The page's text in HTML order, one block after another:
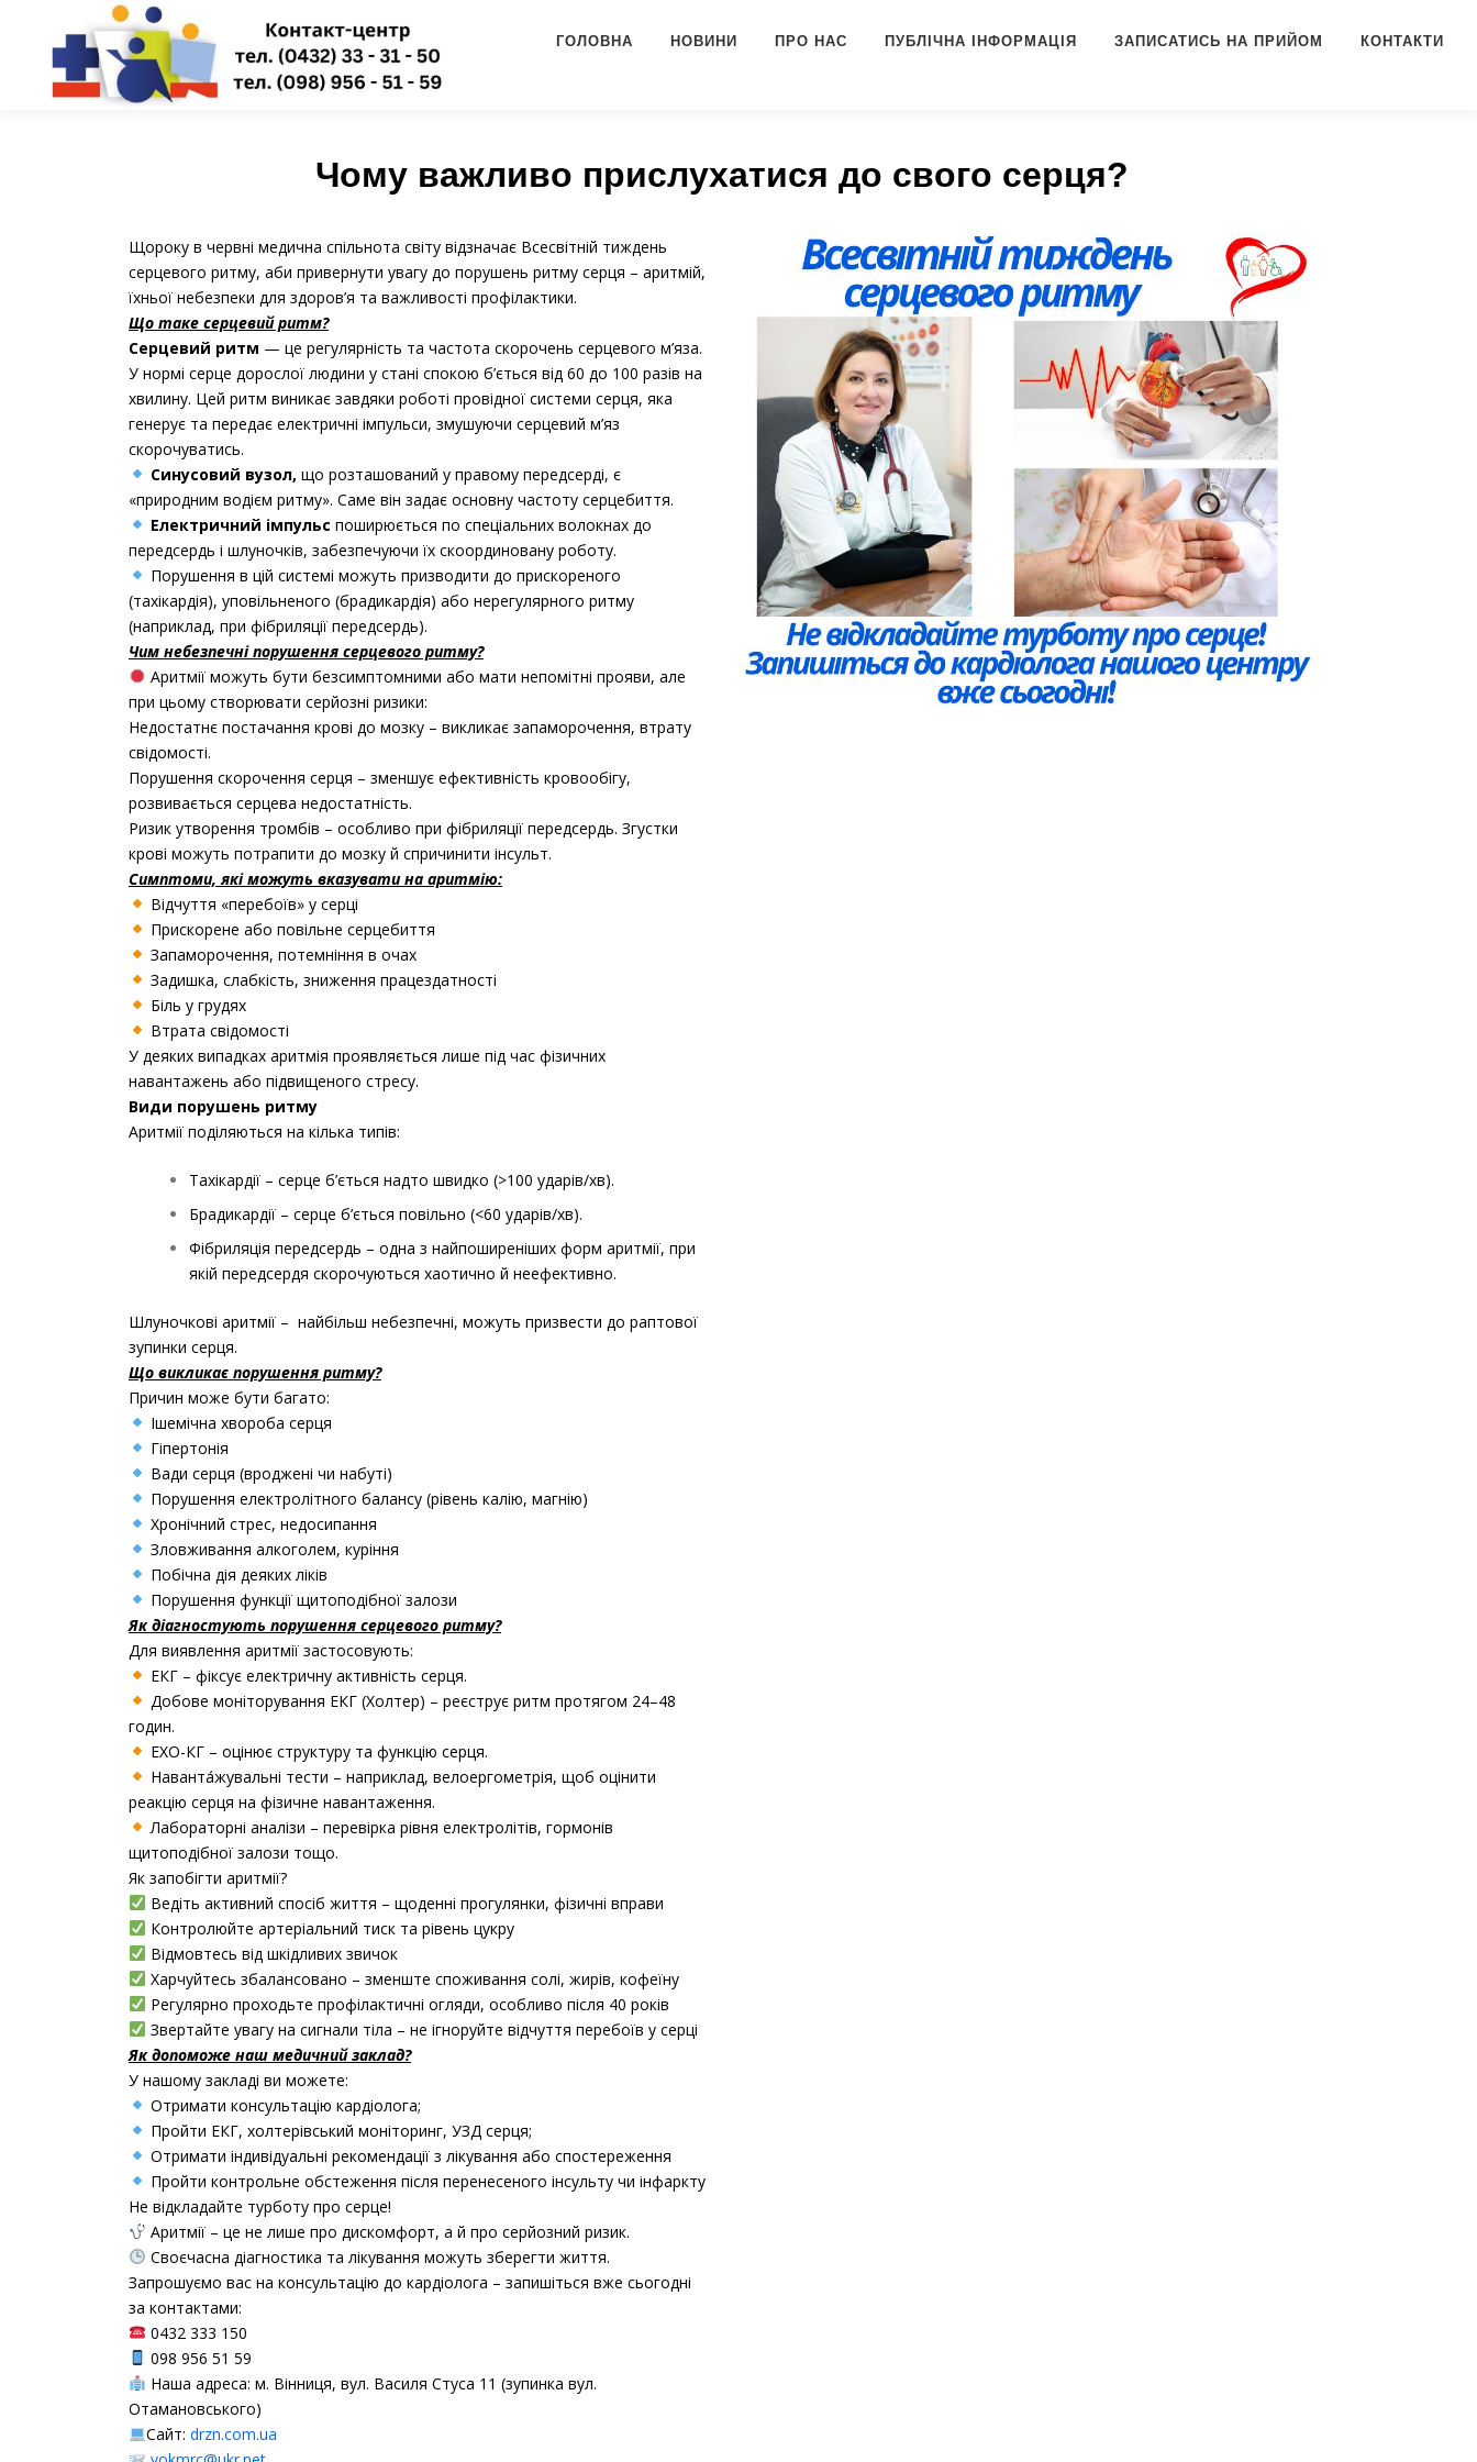
ГОЛОВНА НОВИНИ ПРО НАС ПУБЛІЧНА ІНФОРМАЦІЯ ЗАПИСАТИСЬ НА ПРИЙОМ КОНТАКТИ
Чому важливо прислухатися до свого серця?
Щороку в червні медична спільнота світу відзначає Всесвітній тиждень
серцевого ритму, аби привернути увагу до порушень ритму серця – аритмій,
їхньої небезпеки для здоров’я та важливості профілактики.
Що таке серцевий ритм?
Серцевий ритм — це регулярність та частота скорочень серцевого м’яза.
У нормі серце дорослої людини у стані спокою б’ється від 60 до 100 разів на
хвилину. Цей ритм виникає завдяки роботі провідної системи серця, яка
генерує та передає електричні імпульси, змушуючи серцевий м’яз
скорочуватись.
Синусовий вузол, що розташований у правому передсерді, є
«природним водієм ритму». Саме він задає основну частоту серцебиття.
Електричний імпульс поширюється по спеціальних волокнах до
передсердь і шлуночків, забезпечуючи їх скоординовану роботу.
Порушення в цій системі можуть призводити до прискореного
(тахікардія), уповільненого (брадикардія) або нерегулярного ритму
(наприклад, при фібриляції передсердь).
Чим небезпечні порушення серцевого ритму?
Аритмії можуть бути безсимптомними або мати непомітні прояви, але
при цьому створювати серйозні ризики:
Недостатнє постачання крові до мозку – викликає запаморочення, втрату
свідомості.
Порушення скорочення серця – зменшує ефективність кровообігу,
розвивається серцева недостатність.
Ризик утворення тромбів – особливо при фібриляції передсердь. Згустки
крові можуть потрапити до мозку й спричинити інсульт.
Симптоми, які можуть вказувати на аритмію:
Відчуття «перебоїв» у серці
Прискорене або повільне серцебиття
Запаморочення, потемніння в очах
Задишка, слабкість, зниження працездатності
Біль у грудях
Втрата свідомості
У деяких випадках аритмія проявляється лише під час фізичних
навантажень або підвищеного стресу.
Види порушень ритму
Аритмії поділяються на кілька типів:
Тахікардії – серце б’ється надто швидко (>100 ударів/хв).
Брадикардії – серце б’ється повільно (<60 ударів/хв).
Фібриляція передсердь – одна з найпоширеніших форм аритмії, при
якій передсердя скорочуються хаотично й неефективно.
Шлуночкові аритмії – найбільш небезпечні, можуть призвести до раптової
зупинки серця.
Що викликає порушення ритму?
Причин може бути багато:
Ішемічна хвороба серця
Гіпертонія
Вади серця (вроджені чи набуті)
Порушення електролітного балансу (рівень калію, магнію)
Хронічний стрес, недосипання
Зловживання алкоголем, куріння
Побічна дія деяких ліків
Порушення функції щитоподібної залози
Як діагностують порушення серцевого ритму?
Для виявлення аритмії застосовують:
ЕКГ – фіксує електричну активність серця.
Добове моніторування ЕКГ (Холтер) – реєструє ритм протягом 24–48
годин.
ЕХО-КГ – оцінює структуру та функцію серця.
Наванта́жувальні тести – наприклад, велоергометрія, щоб оцінити
реакцію серця на фізичне навантаження.
Лабораторні аналізи – перевірка рівня електролітів, гормонів
щитоподібної залози тощо.
Як запобігти аритмії?
Ведіть активний спосіб життя – щоденні прогулянки, фізичні вправи
Контролюйте артеріальний тиск та рівень цукру
Відмовтесь від шкідливих звичок
Харчуйтесь збалансовано – зменште споживання солі, жирів, кофеїну
Регулярно проходьте профілактичні огляди, особливо після 40 років
Звертайте увагу на сигнали тіла – не ігноруйте відчуття перебоїв у серці
Як допоможе наш медичний заклад?
У нашому закладі ви можете:
Отримати консультацію кардіолога;
Пройти ЕКГ, холтерівський моніторинг, УЗД серця;
Отримати індивідуальні рекомендації з лікування або спостереження
Пройти контрольне обстеження після перенесеного інсульту чи інфаркту
Не відкладайте турботу про серце!
Аритмії – це не лише про дискомфорт, а й про серйозний ризик.
Своєчасна діагностика та лікування можуть зберегти життя.
Запрошуємо вас на консультацію до кардіолога – запишіться вже сьогодні
за контактами:
0432 333 150
098 956 51 59
Наша адреса: м. Вінниця, вул. Василя Стуса 11 (зупинка вул.
Отамановського)
Сайт: drzn.com.ua